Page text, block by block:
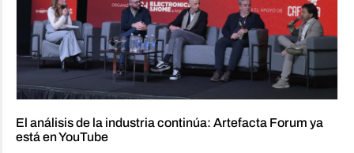
El análisis de la industria continúa: Artefacta Forum ya
está en YouTube